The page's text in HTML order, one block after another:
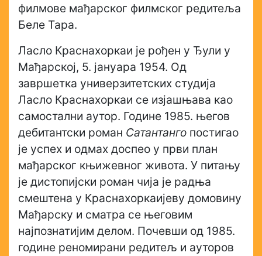
филмове мађарског филмског редитеља
Беле Тара.
Ласло Краснахоркаи је рођен у Ђули у
Мађарској, 5. јануара 1954. Од
завршетка универзитетских студија
Ласло Краснахоркаи се изјашњава као
самостални аутор. Године 1985. његов
дебитантски роман Сатантанго постигао
је успех и одмах доспео у први план
мађарског књижевног живота. У питању
је дистопијски роман чија је радња
смештена у Краснахоркаијеву домовину
Мађарску и сматра се његовим
најпознатијим делом. Почевши од 1985.
године реномирани редитељ и ауторов